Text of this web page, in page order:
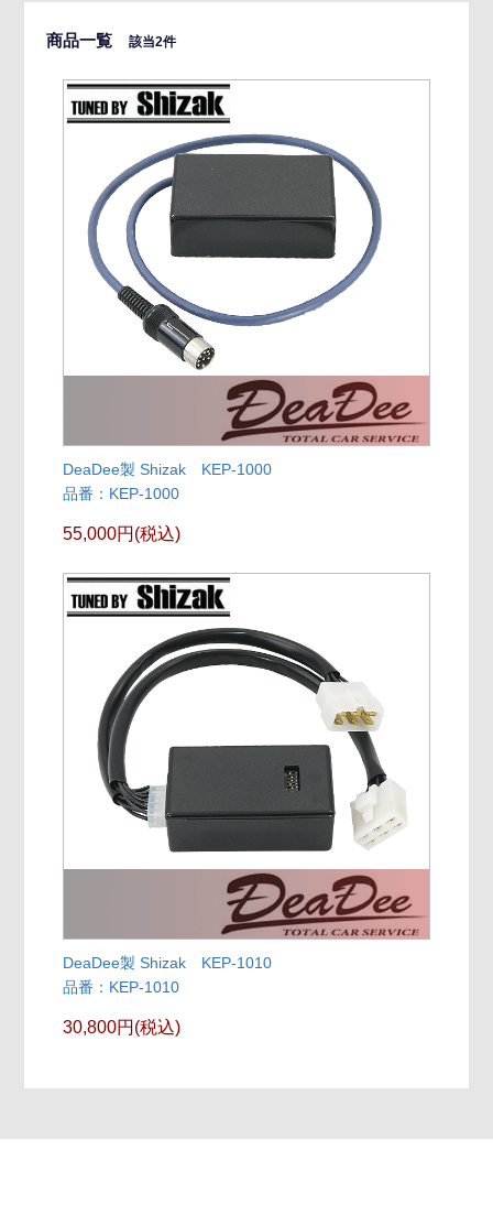
商品一覧該当2件
DeaDee製 Shizak KEP-1000
品番：KEP-1000
55,000円(税込)
DeaDee製 Shizak KEP-1010
品番：KEP-1010
30,800円(税込)